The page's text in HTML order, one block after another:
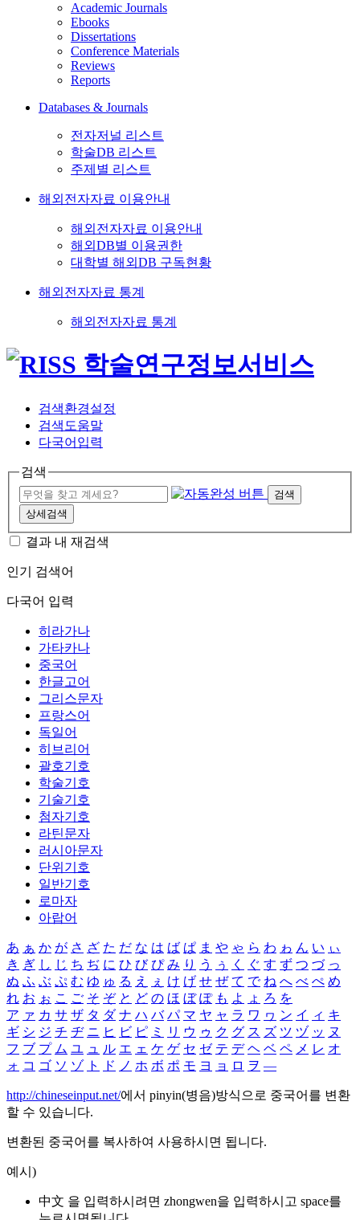
Academic Journals
Ebooks
Dissertations
Conference Materials
Reviews
Reports
Databases & Journals
전자저널 리스트
학술DB 리스트
주제별 리스트
해외전자자료 이용안내
해외전자자료 이용안내
해외DB별 이용권한
대학별 해외DB 구독현황
해외전자자료 통계
해외전자자료 통계
검색환경설정
검색도움말
다국어입력
검색
검색
상세검색
결과 내 재검색
인기 검색어
다국어 입력
히라가나
가타카나
중국어
한글고어
그리스문자
프랑스어
독일어
히브리어
괄호기호
학술기호
기술기호
첨자기호
라틴문자
러시아문자
단위기호
일반기호
로마자
아랍어
あ ぁ か が さ ざ た だ な は ば ぱ ま や ゃ ら わ ゎ ん い ぃ
き ぎ し じ ち ぢ に ひ び ぴ み り う ぅ く ぐ す ず つ づ っ
ぬ ふ ぶ ぷ む ゆ ゅ る え ぇ け げ せ ぜ て で ね へ べ ぺ め
れ お ぉ こ ご そ ぞ と ど の ほ ぼ ぽ も よ ょ ろ を
ア ァ カ サ ザ タ ダ ナ ハ バ パ マ ヤ ャ ラ ワ ヮ ン イ ィ キ
ギ シ ジ チ ヂ ニ ヒ ビ ピ ミ リ ウ ゥ ク グ ス ズ ツ ヅ ッ ヌ
フ ブ プ ム ユ ュ ル エ ェ ケ ゲ セ ゼ テ デ ヘ ベ ペ メ レ オ
ォ コ ゴ ソ ゾ ト ド ノ ホ ボ ポ モ ヨ ョ ロ ヲ ―
http://chineseinput.net/에서 pinyin(병음)방식으로 중국어를 변환
할 수 있습니다.
변환된 중국어를 복사하여 사용하시면 됩니다.
예시)
中文 을 입력하시려면 zhongwen을 입력하시고 space를